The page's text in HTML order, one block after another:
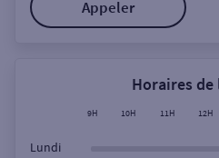
RueAppeler
Horaires de
9H 10H 11H 12H
Lundi